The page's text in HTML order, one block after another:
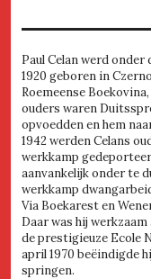
Paul Celan werd onder
1920 geboren in
Roemeense
ouders waren
opvoedden en hem
1942 werden Celans
werkkamp
aanvankelijk onder te
werkkamp
Via Boekarest en
Daar was hij
de prestigieuze Ecole
april 1970 beëindigde
springen.